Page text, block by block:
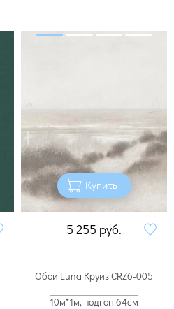
Купить
5 255 руб.
Обои Luna Круиз CRZ6-005
10м*1м, подгон 64см